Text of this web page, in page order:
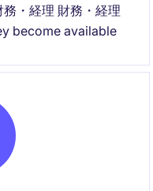
・経理 財務・経理
become available